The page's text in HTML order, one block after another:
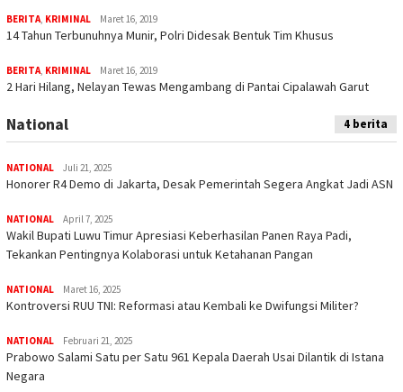
BERITA KRIMINAL Maret 16, 2019
14 Tahun Terbunuhnya Munir, Polri Didesak Bentuk Tim Khusus
BERITA KRIMINAL Maret 16, 2019
2 Hari Hilang, Nelayan Tewas Mengambang di Pantai Cipalawah Garut
National 4 berita
NATIONAL Juli 21, 2025
Honorer R4 Demo di Jakarta, Desak Pemerintah Segera Angkat Jadi ASN
NATIONAL April 7, 2025
Wakil Bupati Luwu Timur Apresiasi Keberhasilan Panen Raya Padi,
Tekankan Pentingnya Kolaborasi untuk Ketahanan Pangan
NATIONAL Maret 16, 2025
Kontroversi RUU TNI: Reformasi atau Kembali ke Dwifungsi Militer?
NATIONAL Februari 21, 2025
Prabowo Salami Satu per Satu 961 Kepala Daerah Usai Dilantik di Istana
Negara